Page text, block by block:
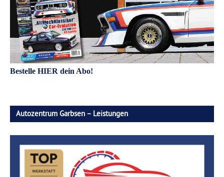
Bestelle HIER dein Abo!
Autozentrum Garbsen – Leistungen